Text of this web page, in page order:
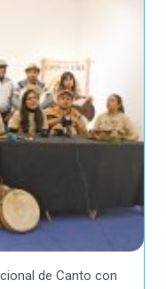
de Canto con